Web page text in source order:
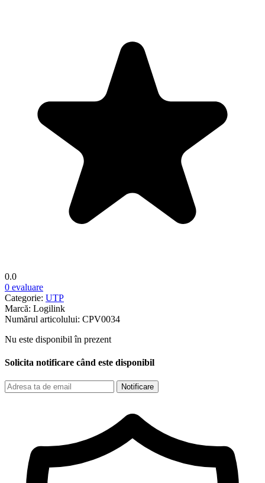
0.0
0 evaluare
Categorie: UTP
Marcă: Logilink
Numărul articolului: CPV0034
Nu este disponibil în prezent
Solicita notificare când este disponibil
Notificare